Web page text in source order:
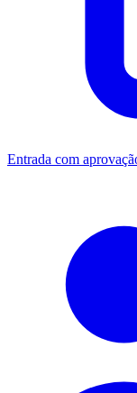
Entrada com